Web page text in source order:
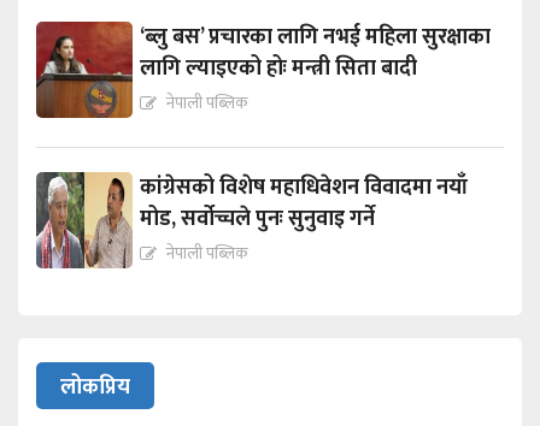
‘ब्लु बस’ प्रचारका लागि नभई महिला सुरक्षाका
लागि ल्याइएको होः मन्त्री सिता बादी
नेपाली पब्लिक
कांग्रेसको विशेष महाधिवेशन विवादमा नयाँ
मोड, सर्वोच्चले पुनः सुनुवाइ गर्ने
नेपाली पब्लिक
लोकप्रिय